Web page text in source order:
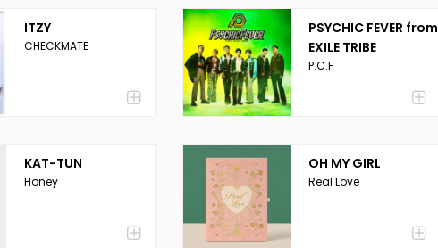
ITZY
CHECKMATE
PSYCHIC FEVER from
EXILE TRIBE
P.C.F
KAT-TUN
Honey
OH MY GIRL
Real Love